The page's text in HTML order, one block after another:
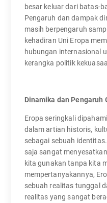
besar keluar dari batas-
Pengaruh dan dampak
masih berpengaruh
kehadiran Uni Eropa
hubungan internasional
kerangka politik
Dinamika dan Pengaruh
Eropa seringkali
dalam artian historis,
sebagai sebuah
saja sangat
kita gunakan tanpa kita
mempertanyakannya,
sebuah realitas tunggal
realitas yang sangat